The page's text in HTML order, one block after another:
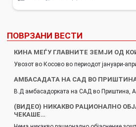
ПОВРЗАНИ ВЕСТИ
КИНА МЕЃУ ГЛАВНИТЕ ЗЕМЈИ ОД
Увозот во Косово во периодот јануари-
АМБАСАДАТА НА САД ВО
В.Д амбасадорката на САД во Приштина,
(ВИДЕО) НИКАКВО РАЦИОНАЛНО
ЧЕКАШЕ…